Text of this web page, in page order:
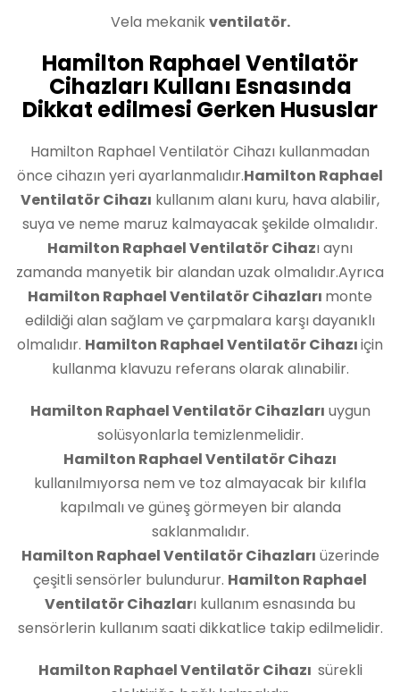
Vela mekanikventilatör.
Hamilton Raphael Ventilatör
Cihazları Kullanı Esnasında
Dikkat edilmesi Gerken Hususlar
Hamilton Raphael Ventilatör Cihazı kullanmadan
önce cihazın yeri ayarlanmalıdır.Hamilton Raphael
Ventilatör Cihazı kullanım alanı kuru, hava alabilir,
suya ve neme maruz kalmayacak şekilde olmalıdır.
Hamilton Raphael Ventilatör Cihazı aynı
zamanda manyetik bir alandan uzak olmalıdır.Ayrıca
Hamilton Raphael Ventilatör Cihazları monte
edildiği alan sağlam ve çarpmalara karşı dayanıklı
olmalıdır. Hamilton Raphael Ventilatör Cihazıiçin
kullanma klavuzu referans olarak alınabilir.
Hamilton Raphael Ventilatör Cihazları uygun
solüsyonlarla temizlenmelidir.
Hamilton Raphael Ventilatör Cihazı
kullanılmıyorsa nem ve toz almayacak bir kılıfla
kapılmalı ve güneş görmeyen bir alanda
saklanmalıdır.
Hamilton Raphael Ventilatör Cihazları üzerinde
çeşitli sensörler bulundurur. Hamilton Raphael
Ventilatör Cihazları kullanım esnasında bu
sensörlerin kullanım saati dikkatlice takip edilmelidir.
Hamilton Raphael Ventilatör Cihazı sürekli